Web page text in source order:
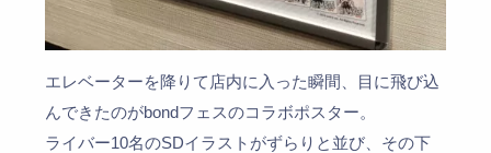
エレベーターを降りて店内に入った瞬間、目に飛び込
んできたのがbondフェスのコラボポスター。
ライバー10名のSDイラストがずらりと並び、その下